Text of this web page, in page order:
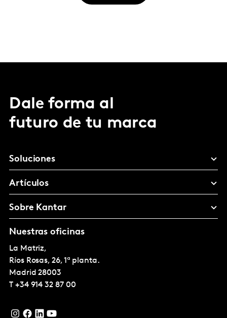
Dale forma al
futuro de tu marca
Soluciones
Artículos
Sobre Kantar
Nuestras oficinas
La Matriz,
Ríos Rosas, 26, 1ª planta.
Madrid 28003
T +34 914 32 87 00